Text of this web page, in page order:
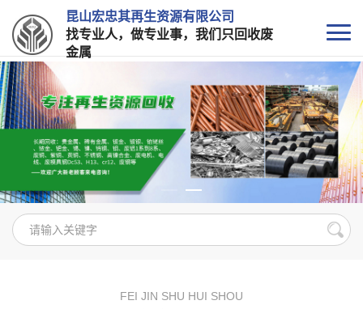
昆山宏忠其再生资源有限公司
找专业人，做专业事，我们只回收废
金属
FEI JIN SHU HUI SHOU